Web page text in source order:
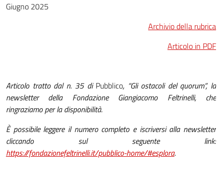
Giugno 2025
Archivio della rubrica
Articolo in PDF
Articolo tratto dal n. 35 di Pubblico, “Gli ostacoli del quorum”, la
newsletter della Fondazione Giangiacomo Feltrinelli, che
ringraziamo per la disponibilità.
È possibile leggere il numero completo e iscriversi alla newsletter
cliccando sul seguente link:
https://fondazionefeltrinelli.it/pubblico-home/#esplora.